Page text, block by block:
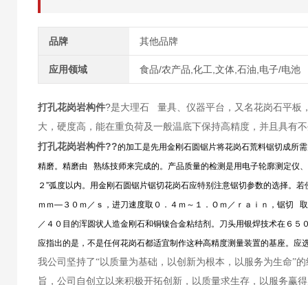
品牌 其他品牌
应用领域 食品/农产品,化工,文体,石油,电子/电池
打孔花岗岩构件?是大理石 量具、仪器平台，又名花岗石平板
大，硬度高，能在重负荷及一般温底下保持高精度，并且具有
打孔花岗岩构件??的加工是先用金刚石圆锯片将花岗石荒料锯切成所
精磨。精磨由 熟练技师来完成的。产品质量的检测是用电子轮廓测定仪
２”弧度以内。用金刚石圆锯片锯切花岗石应特别注意锯切参数的选择。
ｍｍ—３０ｍ／ｓ，进刀速度取０．４ｍ～１．Ｏｍ／ｒａｉｎ，锯切
／４０目的浑圆状人造金刚石和铜镍合金粘结剂。刀头用银焊技术在６
应指出的是，不是任何花岗石都适宜制作这种高精度测量装置的基座。应
我公司坚持了“以质量为基础，以创新为根本，以服务为生命”
旨，公司自创立以来积极开拓创新，以质量求生存，以服务赢